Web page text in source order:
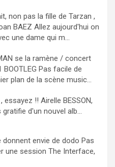
non pas la fille de Tarzan ,
BAEZ Allez aujourd'hui on
une dame qui m...
se la ramène / concert
BOOTLEG Pas facile de
plan de la scène music...
essayez !! Airelle BESSON,
d'un nouvel alb...
donnent envie de dodo Pas
une session The Interface,